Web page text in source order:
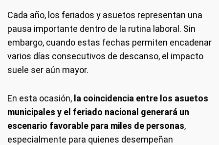
Cada año, los feriados y asuetos representan una
pausa importante dentro de la rutina laboral. Sin
embargo, cuando estas fechas permiten encadenar
varios días consecutivos de descanso, el impacto
suele ser aún mayor.
En esta ocasión, la coincidencia entre los asuetos
municipales y el feriado nacional generará un
escenario favorable para miles de personas,
especialmente para quienes desempeñan